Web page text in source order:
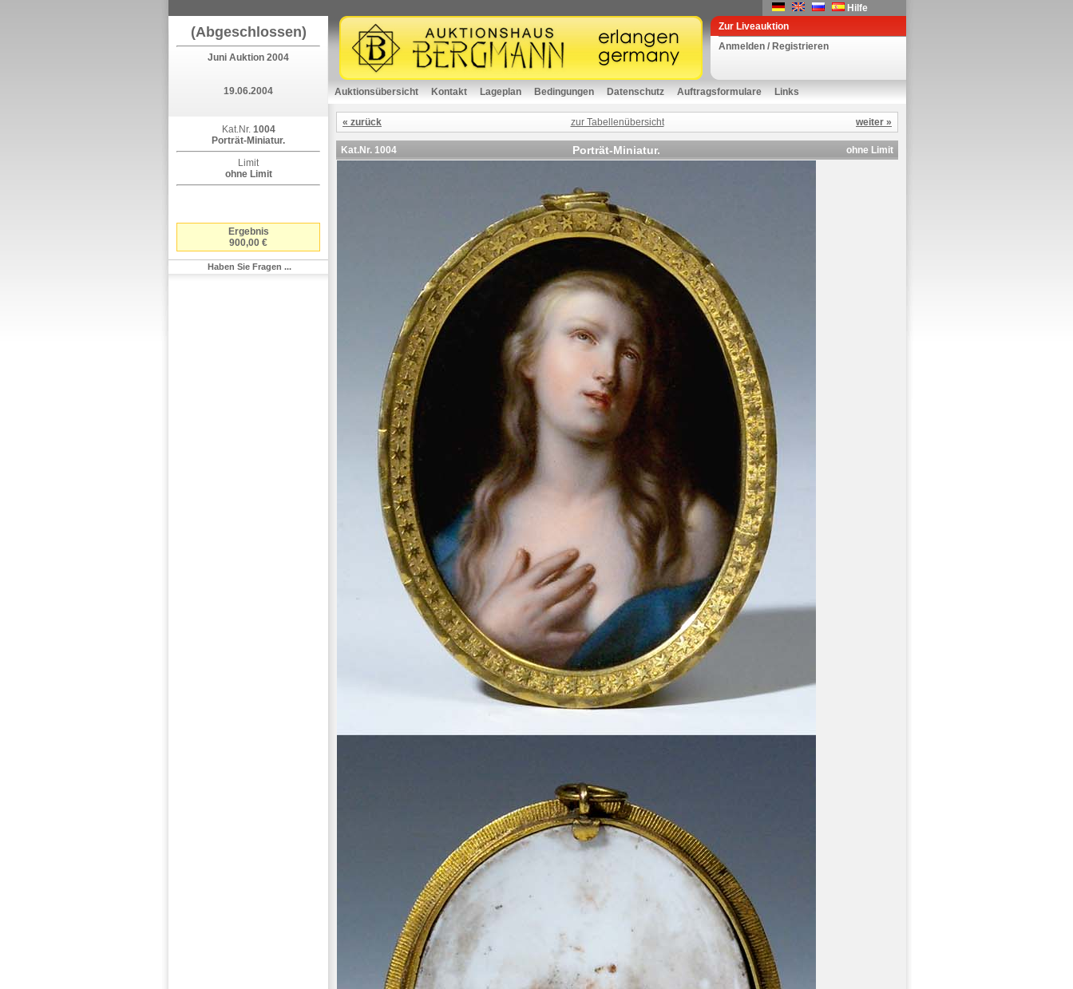
Hilfe
(Abgeschlossen)
Juni Auktion 2004
19.06.2004
Kat.Nr. 1004
Porträt-Miniatur.
Limit
ohne Limit
Ergebnis
900,00 €
Haben Sie Fragen ...
Zur Liveauktion
Anmelden / Registrieren
Auktionsübersicht Kontakt Lageplan Bedingungen Datenschutz Auftragsformulare Links
« zurück zur Tabellenübersicht weiter »
Kat.Nr. 1004 Porträt-Miniatur. ohne Limit